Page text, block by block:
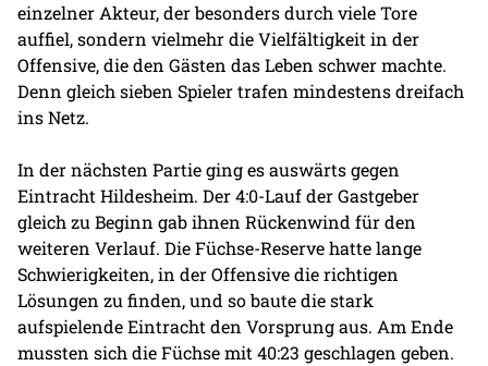
einzelner Akteur, der besonders durch viele Tore
auffiel, sondern vielmehr die Vielfältigkeit in der
Offensive, die den Gästen das Leben schwer machte.
Denn gleich sieben Spieler trafen mindestens dreifach
ins Netz.
In der nächsten Partie ging es auswärts gegen
Eintracht Hildesheim. Der 4:0-Lauf der Gastgeber
gleich zu Beginn gab ihnen Rückenwind für den
weiteren Verlauf. Die Füchse-Reserve hatte lange
Schwierigkeiten, in der Offensive die richtigen
Lösungen zu finden, und so baute die stark
aufspielende Eintracht den Vorsprung aus. Am Ende
mussten sich die Füchse mit 40:23 geschlagen geben.